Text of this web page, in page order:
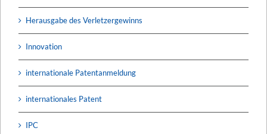
Herausgabe des Verletzergewinns
Innovation
internationale Patentanmeldung
internationales Patent
IPC